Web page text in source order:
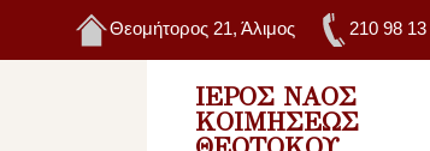
Θεομήτορος 21, Άλιμος 210 98
ΙΕΡΌΣ ΝΑΌΣ
ΚΟΙΜΉΣΕΩΣ